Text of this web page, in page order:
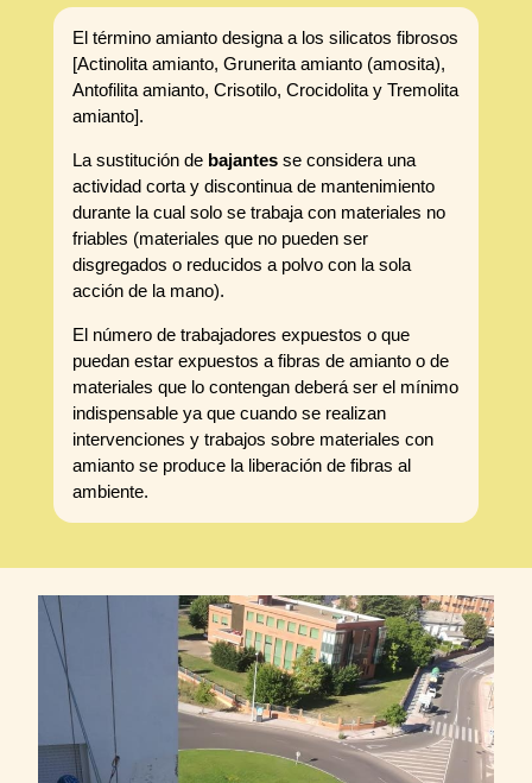
El término amianto designa a los silicatos fibrosos
[Actinolita amianto, Grunerita amianto (amosita),
Antofilita amianto, Crisotilo, Crocidolita y Tremolita
amianto].
La sustitución de bajantesse considera una
actividad corta y discontinua de mantenimiento
durante la cual solo se trabaja con materiales no
friables (materiales que no pueden ser
disgregados o reducidos a polvo con la sola
acción de la mano).
El número de trabajadores expuestos o que
puedan estar expuestos a fibras de amianto o de
materiales que lo contengan deberá ser el mínimo
indispensable ya que cuando se realizan
intervenciones y trabajos sobre materiales con
amianto se produce la liberación de fibras al
ambiente.